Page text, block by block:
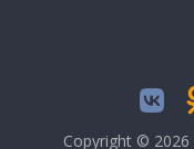
Copyright © 2026